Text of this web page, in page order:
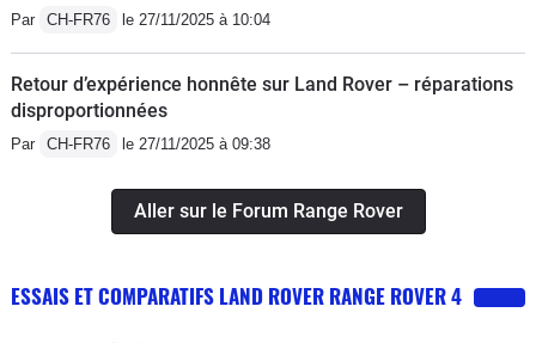
Par CH-FR76 le 27/11/2025 à 10:04
Retour d’expérience honnête sur Land Rover – réparations
disproportionnées
Par CH-FR76 le 27/11/2025 à 09:38
Aller sur le Forum Range Rover
ESSAIS ET COMPARATIFS LAND ROVER RANGE ROVER 4